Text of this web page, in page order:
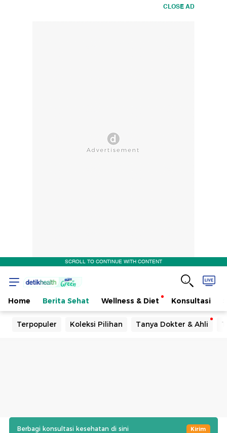
CLOSE AD
SCROLL TO CONTINUE WITH CONTENT
Home Berita Sehat Wellness & Diet Konsultasi
Terpopuler Koleksi Pilihan Tanya Dokter & Ahli
Berbagi konsultasi kesehatan di sini Kirim